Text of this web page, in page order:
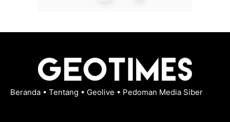
Beranda • Tentang • Geolive • Pedoman Media Siber